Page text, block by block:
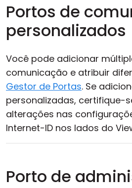
Portos de
personalizados
Você pode adicionar
comunicação e atribuir
Gestor de Portas. Se
personalizadas, certifique-
alterações nas
Internet-ID nos lados do
Porto de